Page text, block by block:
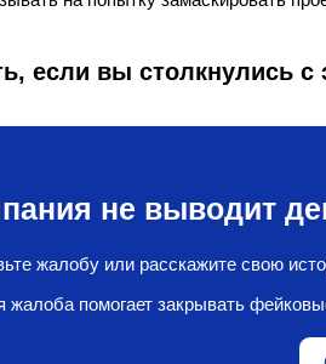
если вы столкнулись с
не выводит
жалобу или расскажите свою
жалоба помогает закрывать